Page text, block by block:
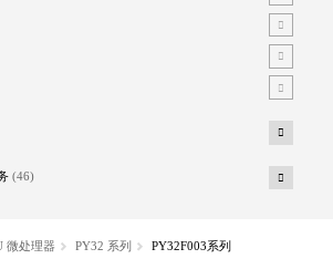
(46)
微处理器 PY32 系列 PY32F003系列